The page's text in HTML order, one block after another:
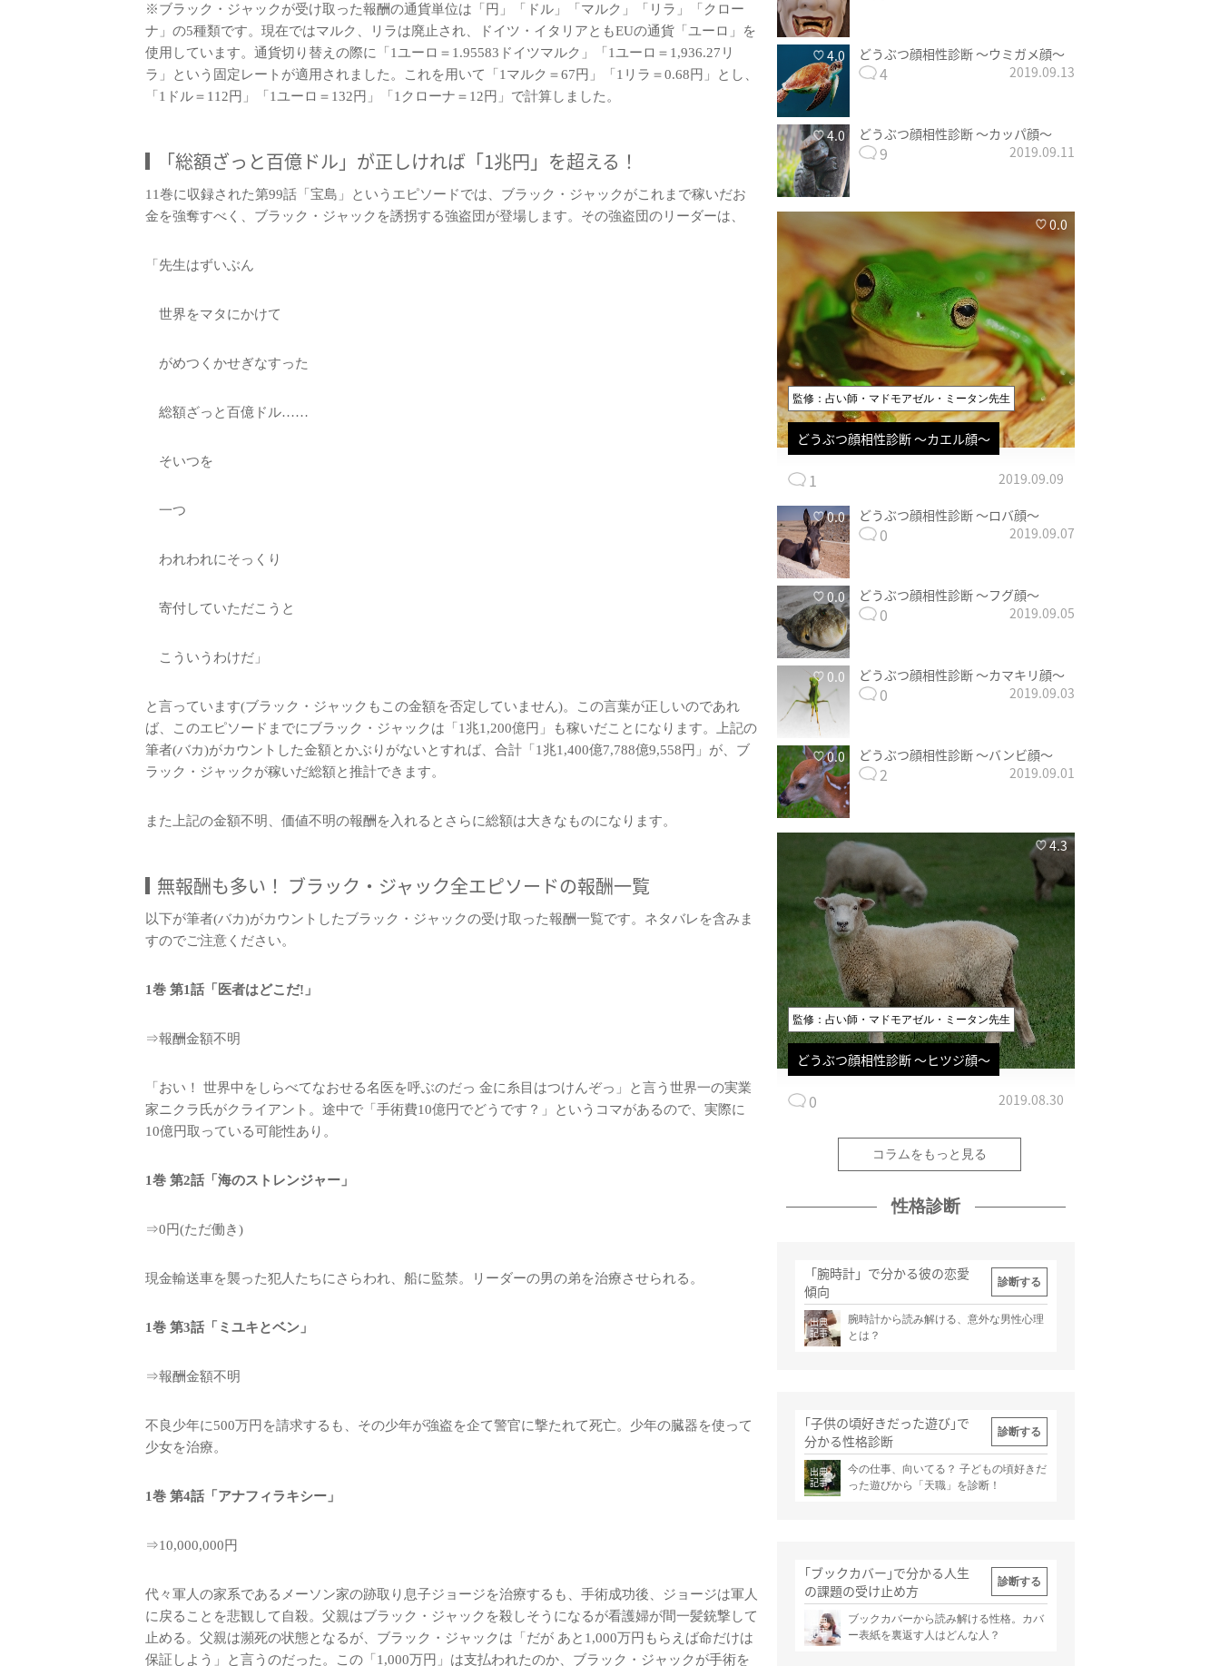
※ブラック・ジャックが受け取った報酬の通貨単位は「円」「ドル」「マルク」「リラ」「クロー
ナ」の5種類です。現在ではマルク、リラは廃止され、ドイツ・イタリアともEUの通貨「ユーロ」を
使用しています。通貨切り替えの際に「1ユーロ＝1.95583ドイツマルク」「1ユーロ＝1,936.27リ
ラ」という固定レートが適用されました。これを用いて「1マルク＝67円」「1リラ＝0.68円」とし、
「1ドル＝112円」「1ユーロ＝132円」「1クローナ＝12円」で計算しました。
「総額ざっと百億ドル」が正しければ「1兆円」を超える！
11巻に収録された第99話「宝島」というエピソードでは、ブラック・ジャックがこれまで稼いだお
金を強奪すべく、ブラック・ジャックを誘拐する強盗団が登場します。その強盗団のリーダーは、
「先生はずいぶん
世界をマタにかけて
がめつくかせぎなすった
総額ざっと百億ドル……
そいつを
一つ
われわれにそっくり
寄付していただこうと
こういうわけだ」
と言っています(ブラック・ジャックもこの金額を否定していません)。この言葉が正しいのであれ
ば、このエピソードまでにブラック・ジャックは「1兆1,200億円」も稼いだことになります。上記の
筆者(バカ)がカウントした金額とかぶりがないとすれば、合計「1兆1,400億7,788億9,558円」が、ブ
ラック・ジャックが稼いだ総額と推計できます。
また上記の金額不明、価値不明の報酬を入れるとさらに総額は大きなものになります。
無報酬も多い！ ブラック・ジャック全エピソードの報酬一覧
以下が筆者(バカ)がカウントしたブラック・ジャックの受け取った報酬一覧です。ネタバレを含みま
すのでご注意ください。
1巻 第1話「医者はどこだ!」
⇒報酬金額不明
「おい！ 世界中をしらべてなおせる名医を呼ぶのだっ 金に糸目はつけんぞっ」と言う世界一の実業
家ニクラ氏がクライアント。途中で「手術費10億円でどうです？」というコマがあるので、実際に
10億円取っている可能性あり。
1巻 第2話「海のストレンジャー」
⇒0円(ただ働き)
現金輸送車を襲った犯人たちにさらわれ、船に監禁。リーダーの男の弟を治療させられる。
1巻 第3話「ミユキとベン」
⇒報酬金額不明
不良少年に500万円を請求するも、その少年が強盗を企て警官に撃たれて死亡。少年の臓器を使って
少女を治療。
1巻 第4話「アナフィラキシー」
⇒10,000,000円
代々軍人の家系であるメーソン家の跡取り息子ジョージを治療するも、手術成功後、ジョージは軍人
に戻ることを悲観して自殺。父親はブラック・ジャックを殺しそうになるが看護婦が間一髪銃撃して
止める。父親は瀕死の状態となるが、ブラック・ジャックは「だが あと1,000万円もらえば命だけは
保証しよう」と言うのだった。この「1,000万円」は支払われたのか、ブラック・ジャックが手術を
4.0 どうぶつ顔相性診断 〜ウミガメ顔〜
4 2019.09.13
4.0 どうぶつ顔相性診断 〜カッパ顔〜
9 2019.09.11
0.0
監修：占い師・マドモアゼル・ミータン先生
どうぶつ顔相性診断 〜カエル顔〜
1 2019.09.09
0.0 どうぶつ顔相性診断 〜ロバ顔〜
0 2019.09.07
0.0 どうぶつ顔相性診断 〜フグ顔〜
0 2019.09.05
0.0 どうぶつ顔相性診断 〜カマキリ顔〜
0 2019.09.03
0.0 どうぶつ顔相性診断 〜バンビ顔〜
2 2019.09.01
4.3
監修：占い師・マドモアゼル・ミータン先生
どうぶつ顔相性診断 〜ヒツジ顔〜
0 2019.08.30
コラムをもっと見る
性格診断
「腕時計」で分かる彼の恋愛
傾向
診断する
出典
記事
腕時計から読み解ける、意外な男性心理
とは？
｢子供の頃好きだった遊び｣で
分かる性格診断
診断する
出典
記事
今の仕事、向いてる？ 子どもの頃好きだ
った遊びから「天職」を診断！
｢ブックカバー｣で分かる人生
の課題の受け止め方
診断する
出典
記事
ブックカバーから読み解ける性格。カバ
ー表紙を裏返す人はどんな人？